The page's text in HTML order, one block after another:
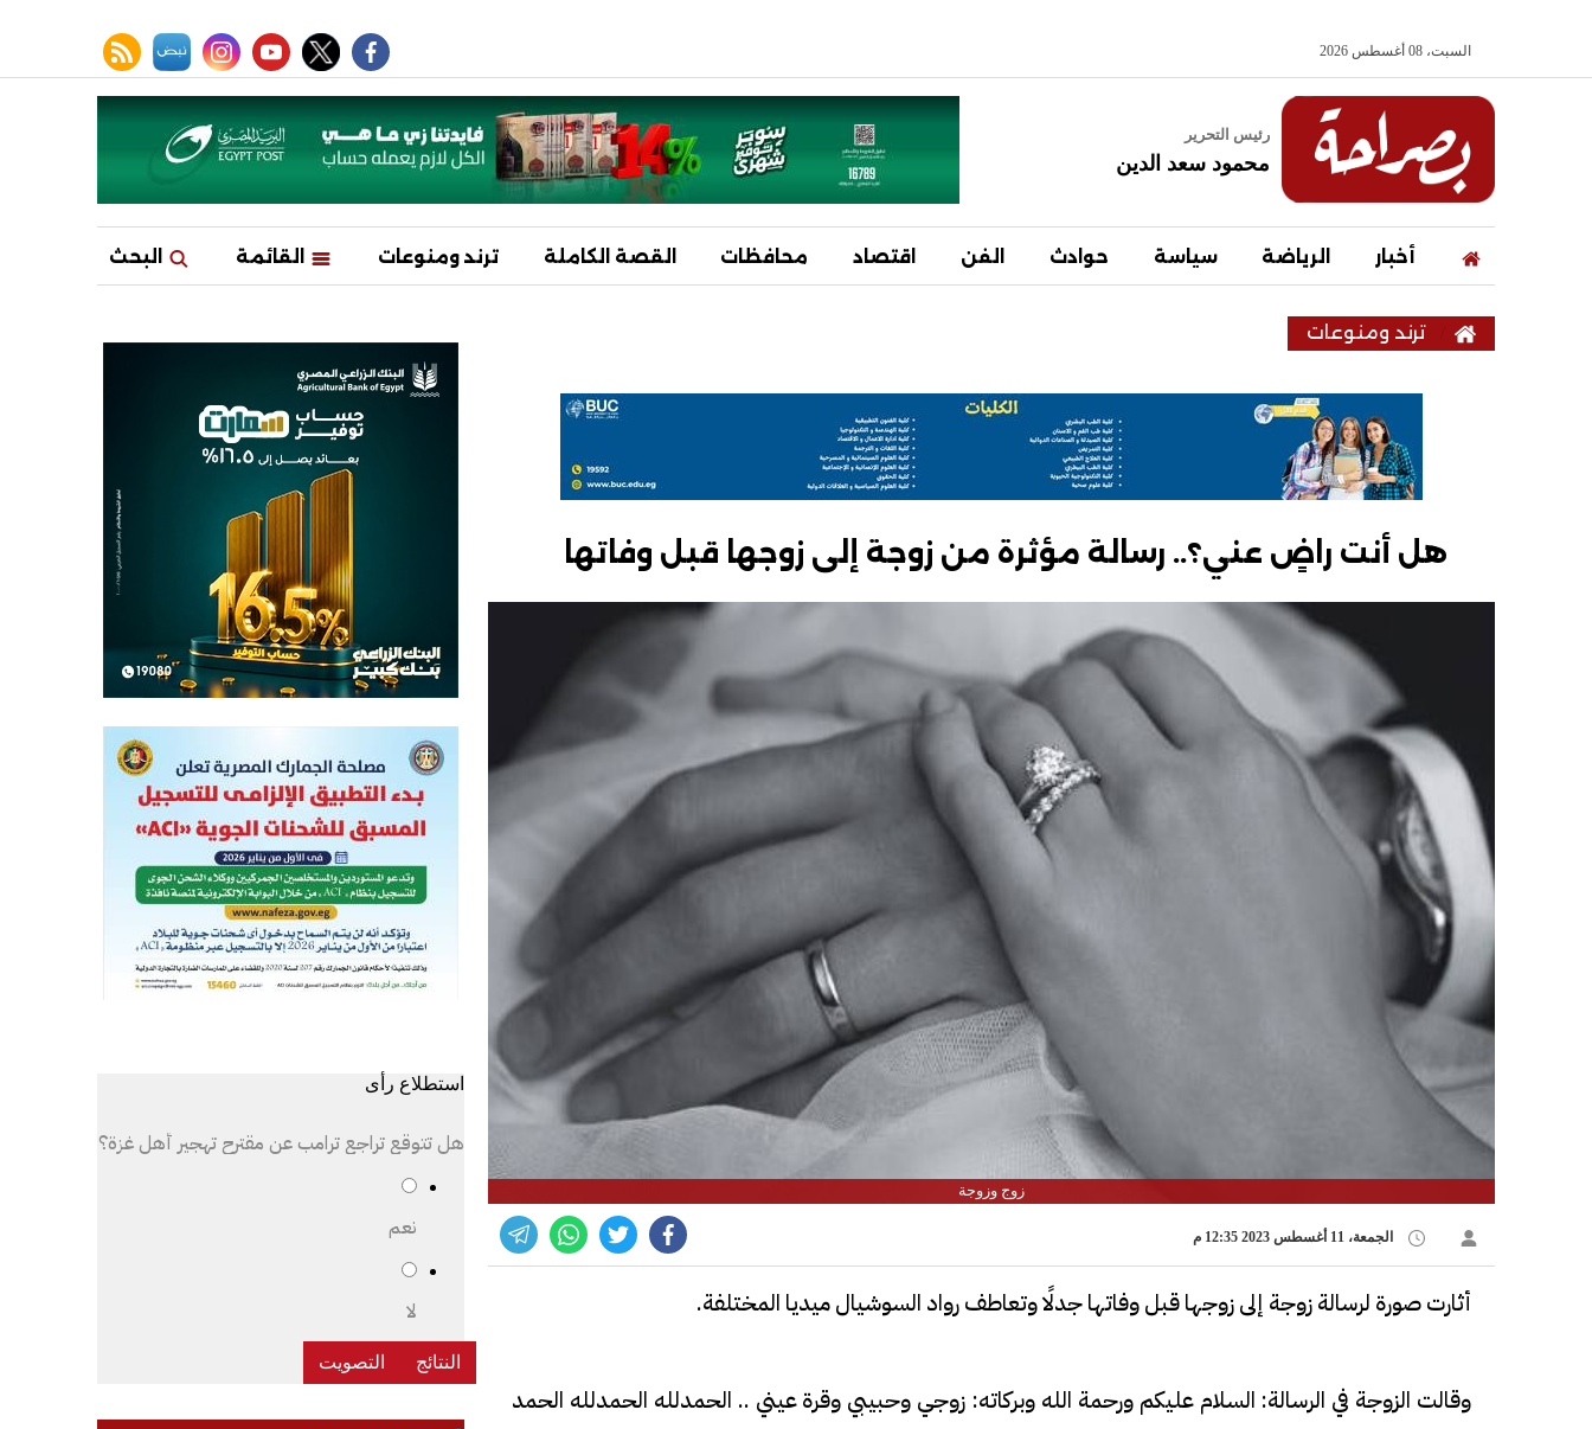
السبت، 08 أغسطس 2026
facebook
twitter
youtube
instagram
نبض rss feed
رئيس التحرير
محمود سعد الدين
أخبار الرياضة سياسة حوادث الفن اقتصاد محافظات القصة الكاملة ترند ومنوعات القائمة البحث
ترند ومنوعات
هل أنت راضٍ عني؟.. ‏رسالة مؤثرة من زوجة إلى زوجها قبل وفاتها
زوج وزوجة
الجمعة، 11 أغسطس 2023 12:35 م
أثارت صورة لرسالة زوجة إلى زوجها قبل وفاتها جدلًا وتعاطف رواد السوشيال ميديا المختلفة.
وقالت الزوجة في الرسالة: السلام عليكم ورحمة الله وبركاته: زوجي وحبيبي وقرة عيني .. الحمدلله الحمدلله الحمد
استطلاع رأى
هل تتوقع تراجع ترامب عن مقترح تهجير أهل غزة؟
نعم
لا